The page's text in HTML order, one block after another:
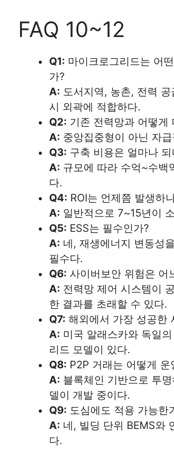
FAQ 10~12
Q1: 마이크로그리드는 어
가?
A: 도서지역, 농촌, 전력
시 외곽에 적합하다.
Q2: 기존 전력망과 어떻게
A: 중앙집중형이 아닌 자
Q3: 구축 비용은 얼마나 되
A: 규모에 따라 수억~수백
다.
Q4: ROI는 언제쯤 발생하
A: 일반적으로 7~15년이
Q5: ESS는 필수인가?
A: 네, 재생에너지 변동성
필수다.
Q6: 사이버보안 위험은 어
A: 전력망 제어 시스템이
한 결과를 초래할 수 있다.
Q7: 해외에서 가장 성공한
A: 미국 알래스카와 독일
리드 모델이 있다.
Q8: P2P 거래는 어떻게 운
A: 블록체인 기반으로 투
델이 개발 중이다.
Q9: 도심에도 적용 가능한
A: 네, 빌딩 단위 BEMS와
다.